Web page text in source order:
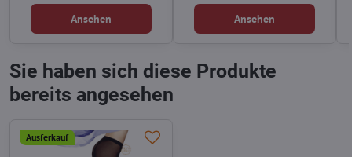
Ansehen Ansehen
Sie haben sich diese Produkte
bereits angesehen
Ausferkauf